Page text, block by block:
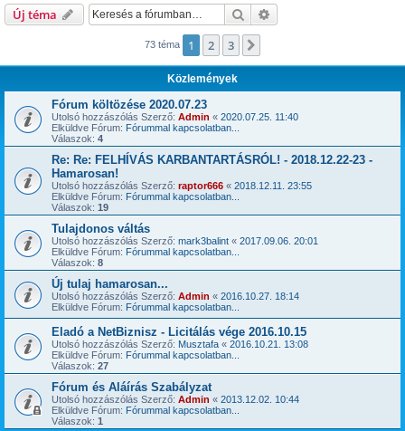
Új téma Keresés
73 téma 1 2 3
Közlemények
Fórum költözése 2020.07.23
Utolsó hozzászólás Szerző: Admin « 2020.07.25. 11:40
Elküldve Fórum: Fórummal kapcsolatban...
Válaszok: 4
Re: Re: FELHÍVÁS KARBANTARTÁSRÓL! - 2018.12.22-23 -
Hamarosan!
Utolsó hozzászólás Szerző: raptor666 « 2018.12.11. 23:55
Elküldve Fórum: Fórummal kapcsolatban...
Válaszok: 19
Tulajdonos váltás
Utolsó hozzászólás Szerző: mark3balint « 2017.09.06. 20:01
Elküldve Fórum: Fórummal kapcsolatban...
Válaszok: 8
Új tulaj hamarosan...
Utolsó hozzászólás Szerző: Admin « 2016.10.27. 18:14
Elküldve Fórum: Fórummal kapcsolatban...
Eladó a NetBiznisz - Licitálás vége 2016.10.15
Utolsó hozzászólás Szerző: Musztafa « 2016.10.21. 13:08
Elküldve Fórum: Fórummal kapcsolatban...
Válaszok: 27
Fórum és Aláírás Szabályzat
Utolsó hozzászólás Szerző: Admin « 2013.12.02. 10:44
Elküldve Fórum: Fórummal kapcsolatban...
Válaszok: 1